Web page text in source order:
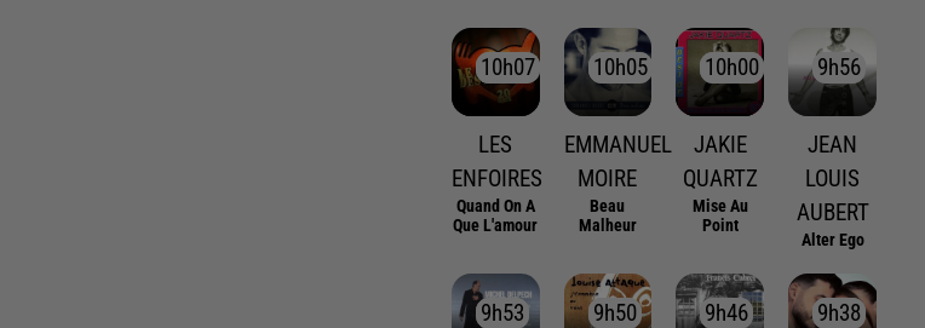
10h07
10h07
LES
ENFOIRES
Quand On A
Que L'amour
10h05
10h05
EMMANUEL
MOIRE
Beau
Malheur
10h00
10h00
JAKIE
QUARTZ
Mise Au
Point
9h56
9h56
JEAN
LOUIS
AUBERT
Alter Ego
9h53
9h53 9h50
9h50 9h46
9h46 9h38
9h38